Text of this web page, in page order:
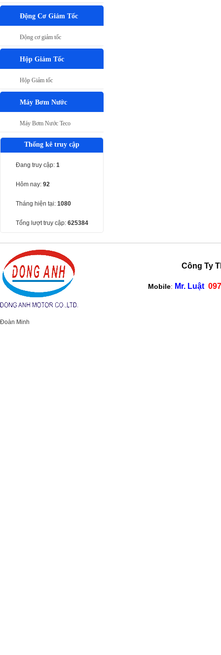
Động Cơ Giảm Tốc
Động cơ giảm tốc
Hộp Giảm Tốc
Hộp Giảm tốc
Máy Bơm Nước
Máy Bơm Nước Teco
Thống kê truy cập
Đang truy cập: 1
Hôm nay: 92
Tháng hiện tại: 1080
Tổng lượt truy cập: 625384
Công Ty TNHH
Mobile: Mr. Luật
Đoàn Minh